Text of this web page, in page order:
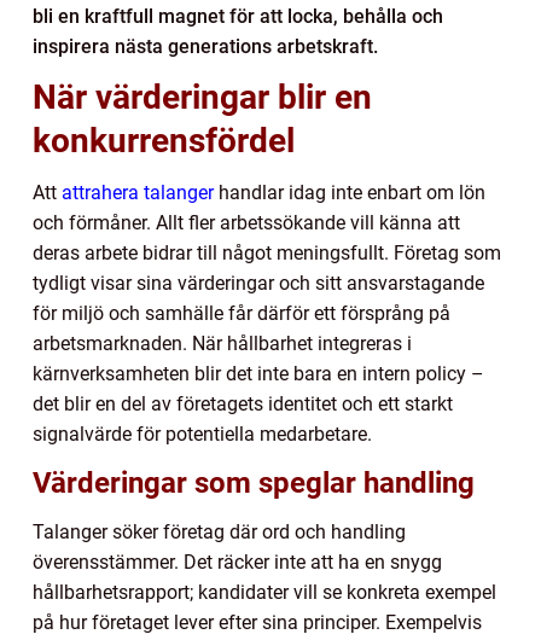
bli en kraftfull magnet för att locka, behålla och
inspirera nästa generations arbetskraft.
När värderingar blir en
konkurrensfördel
Att attrahera talangerhandlar idag inte enbart om lön
och förmåner. Allt fler arbetssökande vill känna att
deras arbete bidrar till något meningsfullt. Företag som
tydligt visar sina värderingar och sitt ansvarstagande
för miljö och samhälle får därför ett försprång på
arbetsmarknaden. När hållbarhet integreras i
kärnverksamheten blir det inte bara en intern policy –
det blir en del av företagets identitet och ett starkt
signalvärde för potentiella medarbetare.
Värderingar som speglar handling
Talanger söker företag där ord och handling
överensstämmer. Det räcker inte att ha en snygg
hållbarhetsrapport; kandidater vill se konkreta exempel
på hur företaget lever efter sina principer. Exempelvis